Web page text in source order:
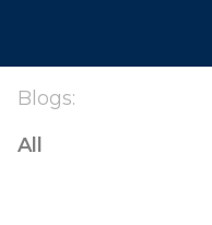
Blogs:
All